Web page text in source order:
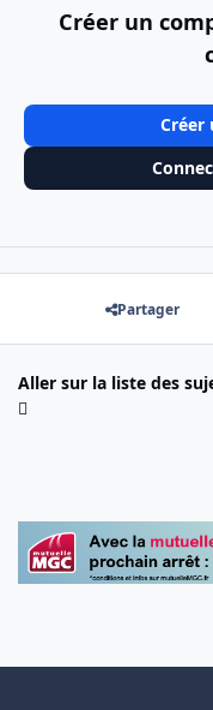
Créer un
Créer
Partager
Aller sur la liste des